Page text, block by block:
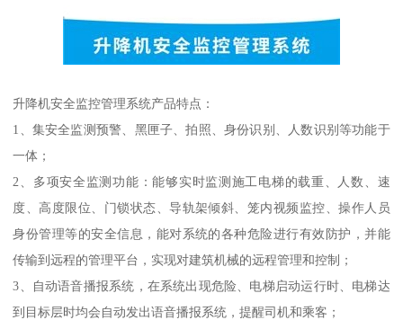
升降机安全监控管理系统产品特点：
1、集安全监测预警、黑匣子、拍照、身份识别、人数识别等功能于
一体；
2、多项安全监测功能：能够实时监测施工电梯的载重、人数、速
度、高度限位、门锁状态、导轨架倾斜、笼内视频监控、操作人员
身份管理等的安全信息，能对系统的各种危险进行有效防护，并能
传输到远程的管理平台，实现对建筑机械的远程管理和控制；
3、自动语音播报系统，在系统出现危险、电梯启动运行时、电梯达
到目标层时均会自动发出语音播报系统，提醒司机和乘客；